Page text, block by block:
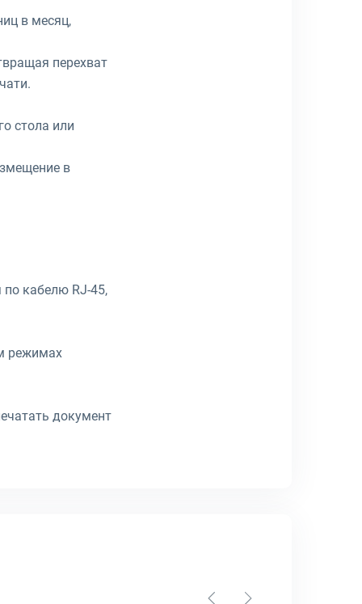
в месяц,
перехват
стола или
в
по кабелю RJ-45,
режимах
документ